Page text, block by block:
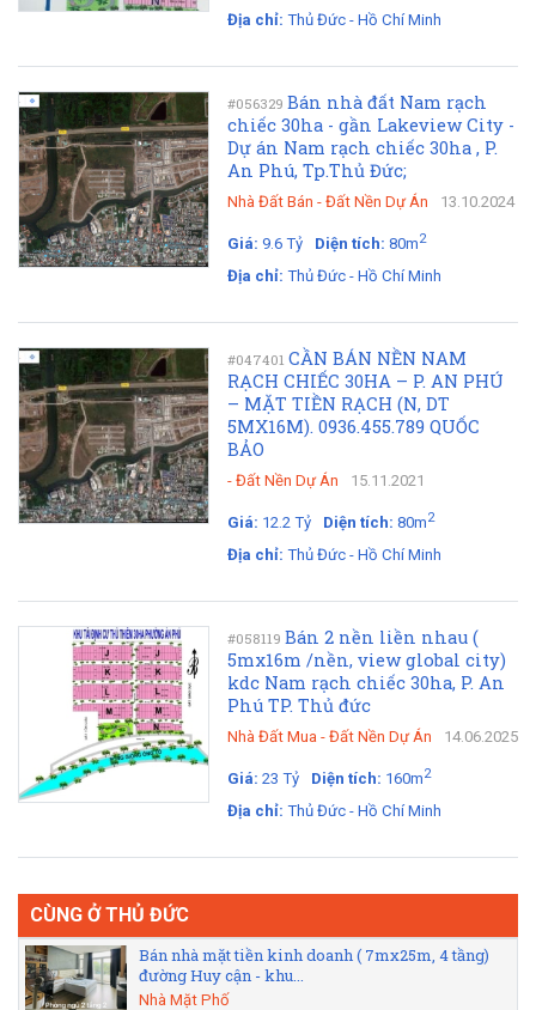
Địa chỉ: Thủ Đức - Hồ Chí Minh
#056329 Bán nhà đất Nam rạch
chiếc 30ha - gần Lakeview City -
Dự án Nam rạch chiếc 30ha , P.
An Phú, Tp.Thủ Đức;
Nhà Đất Bán - Đất Nền Dự Án 13.10.2024
Giá: 9.6 Tỷ Diện tích: 80m2
Địa chỉ: Thủ Đức - Hồ Chí Minh
#047401 CẦN BÁN NỀN NAM
RẠCH CHIẾC 30HA – P. AN PHÚ
– MẶT TIỀN RẠCH (N, DT
5MX16M). 0936.455.789 QUỐC
BẢO
- Đất Nền Dự Án 15.11.2021
Giá: 12.2 Tỷ Diện tích: 80m2
Địa chỉ: Thủ Đức - Hồ Chí Minh
#058119 Bán 2 nền liền nhau (
5mx16m /nền, view global city)
kdc Nam rạch chiếc 30ha, P. An
Phú TP. Thủ đức
Nhà Đất Mua - Đất Nền Dự Án 14.06.2025
Giá: 23 Tỷ Diện tích: 160m2
Địa chỉ: Thủ Đức - Hồ Chí Minh
CÙNG Ở THỦ ĐỨC
Bán nhà mặt tiền kinh doanh ( 7mx25m, 4 tầng)
đường Huy cận - khu...
Nhà Mặt Phố